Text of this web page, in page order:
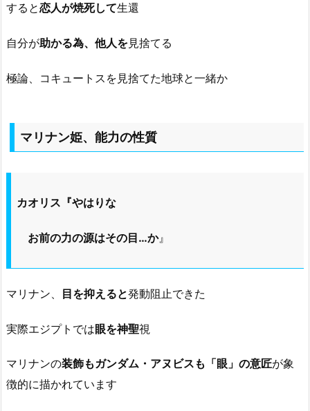
すると恋人が焼死して生還
自分が助かる為、他人を見捨てる
極論、コキュートスを見捨てた地球と一緒か
マリナン姫、能力の性質
カオリス『やはりな
お前の力の源はその目…か』
マリナン、 目を抑えると発動阻止できた
実際エジプトでは眼を神聖視
マリナンの装飾もガンダム・アヌビスも「眼」の意匠が象
徴的に描かれています